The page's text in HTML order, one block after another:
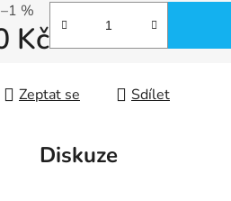
–1 %
Kč
Zeptat se Sdílet
Diskuze